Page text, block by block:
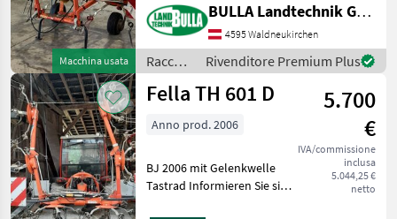
Pöttinger
Krone
Claas
Kuhn
SIP
Mostra
Macchina usata
Klappung Sollevamento:
Regolazione idraulica
dell'altezza, Voltafieno
portato, Dispositivo per
spar
BULLA Landtechnik GmbH
4595 Waldneukirchen
Raccolta
mangimi
/ Fella
Rivenditore Premium Plus
Fella TH 601 D
5.700
€
IVA/commissione
inclusa
5.044,25 €
netto
Anno prod. 2006
BJ 2006 mit Gelenkwelle
Tastrad Informieren Sie sich